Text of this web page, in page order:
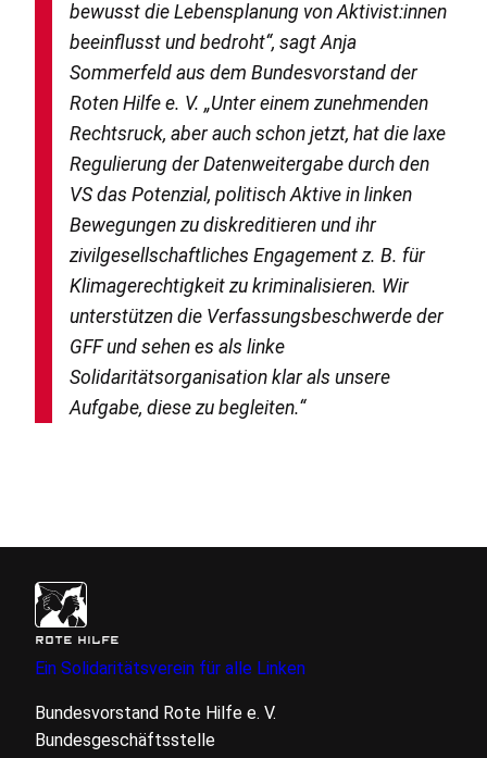
bewusst die Lebensplanung von Aktivist:innen
beeinflusst und bedroht“, sagt Anja
Sommerfeld aus dem Bundesvorstand der
Roten Hilfe e. V. „Unter einem zunehmenden
Rechtsruck, aber auch schon jetzt, hat die laxe
Regulierung der Datenweitergabe durch den
VSdas Potenzial, politisch Aktive in linken
Bewegungen zu diskreditieren und ihr
zivilgesellschaftliches Engagement z. B. für
Klimagerechtigkeit zu kriminalisieren. Wir
unterstützen die Verfassungsbeschwerde der
GFFund sehen es als linke
Solidaritätsorganisation klar als unsere
Aufgabe, diese zu begleiten.“
ROTE HILFE
Ein Solidaritätsverein für alle Linken
Bundesvorstand Rote Hilfe e. V.
Bundesgeschäftsstelle